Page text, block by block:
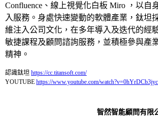
Confluence、線上視覺化白板 Miro ，以自
入服務。身處快速變動的軟體產業，鈦坦
維注入公司文化，在多年導入及迭代的經
敏捷課程及顧問諮詢服務，並積極參與產
精神。
認識鈦坦 https://cc.titansoft.com/
YOUTUBE https://www.youtube.com/watch?v=0hYrDCb3jyc
智然智能顧問有限